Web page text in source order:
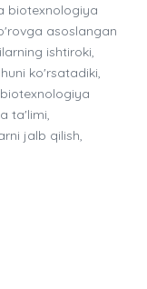
biotexnologiya
asoslangan
ishtiroki,
ko'rsatadiki,
ta'limi,
jalb qilish,